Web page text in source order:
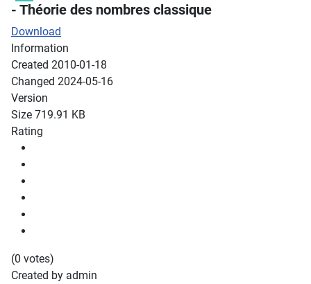
- Théorie des nombres classique
Download
Information
Created 2010-01-18
Changed 2024-05-16
Version
Size 719.91 KB
Rating
(0 votes)
Created by admin